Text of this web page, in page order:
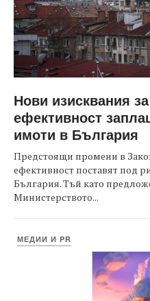
Нови изисквания
ефективност
имоти в България
Предстоящи промени в
ефективност поставят под
България. Тъй като
Министерството...
МЕДИИ И PR